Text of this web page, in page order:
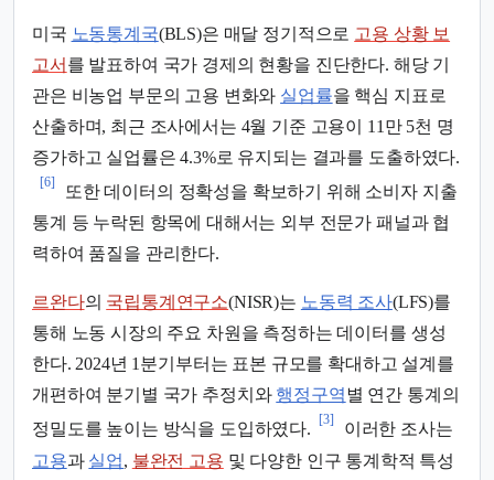
미국 노동통계국(BLS)은 매달 정기적으로 고용 상황 보
고서 를 발표하여 국가 경제의 현황을 진단한다. 해당 기
관은 비농업 부문의 고용 변화와 실업률을 핵심 지표로
산출하며, 최근 조사에서는 4월 기준 고용이 11만 5천 명
증가하고 실업률은 4.3%로 유지되는 결과를 도출하였다.
[6]
또한 데이터의 정확성을 확보하기 위해 소비자 지출
통계 등 누락된 항목에 대해서는 외부 전문가 패널과 협
력하여 품질을 관리한다.
르완다의 국립통계연구소(NISR)는 노동력 조사(LFS)를
통해 노동 시장의 주요 차원을 측정하는 데이터를 생성
한다. 2024년 1분기부터는 표본 규모를 확대하고 설계를
개편하여 분기별 국가 추정치와 행정구역별 연간 통계의
정밀도를 높이는 방식을 도입하였다.
[3]
이러한 조사는
고용과 실업, 불완전 고용 및 다양한 인구 통계학적 특성